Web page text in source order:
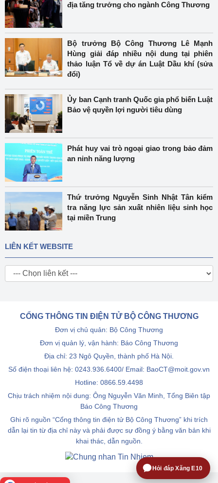
địa tăng trưởng cho ngành Công Thương
Bộ trưởng Bộ Công Thương Lê Mạnh
Hùng giải đáp nhiều nội dung tại phiên
thảo luận Tổ về dự án Luật Dầu khí (sửa
đổi)
Ủy ban Cạnh tranh Quốc gia phổ biến Luật
Bảo vệ quyền lợi người tiêu dùng
Phát huy vai trò ngoại giao trong bảo đảm
an ninh năng lượng
Thứ trưởng Nguyễn Sinh Nhật Tân kiểm
tra năng lực sản xuất nhiên liệu sinh học
tại miền Trung
LIÊN KẾT WEBSITE
CỔNG THÔNG TIN ĐIỆN TỬ BỘ CÔNG THƯƠNG
Đơn vị chủ quản: Bộ Công Thương
Đơn vị quản lý, vận hành: Báo Công Thương
Địa chỉ: 23 Ngô Quyền, thành phố Hà Nội.
Số điện thoại liên hệ: 0243.936.6400/ Email: BaoCT@moit.gov.vn
Hotline: 0866.59.4498
Chịu trách nhiệm nội dung: Ông Nguyễn Văn Minh, Tổng Biên tập
Báo Công Thương
Ghi rõ nguồn “Cổng thông tin điện tử Bộ Công Thương” khi trích
dẫn lại tin từ địa chỉ này và phải được sự đồng ý bằng văn bản khi
khai thác, dẫn nguồn.
Hỏi đáp Xăng E10